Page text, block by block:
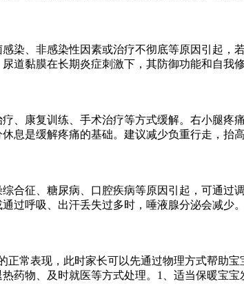
染、非感染性因素或治疗不彻底等原因引起
道黏膜在长期炎症刺激下，其防御功能和自
、康复训练、手术治疗等方式缓解。右小腿
息是缓解疼痛的基础。建议减少负重行走，
合征、糖尿病、口腔疾病等原因引起，可通
过呼吸、出汗丢失过多时，唾液腺分泌会减少
正常表现，此时家长可以先通过物理方式帮助
药物、及时就医等方式处理。1、适当保暖宝